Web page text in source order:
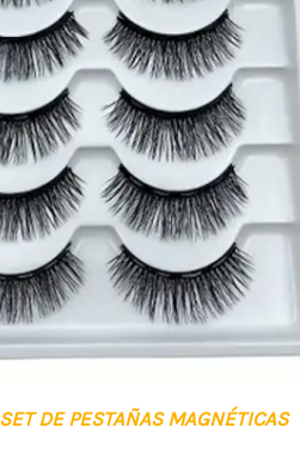
SET DE PESTAÑAS MAGNÉTICAS